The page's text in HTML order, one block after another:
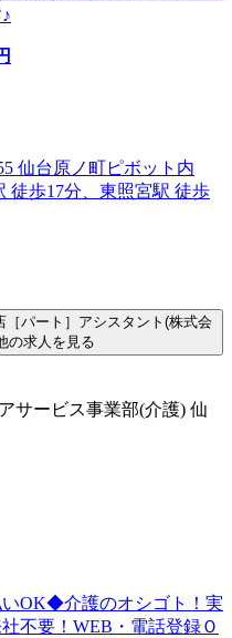
仙台原ノ町ピボット内
徒歩17分、東照宮駅 徒歩
パート］アシスタント(株式会
の求人を見る
サービス事業部(介護) 仙
OK◆介護のオシゴト！実
不要！WEB・電話登録Ｏ